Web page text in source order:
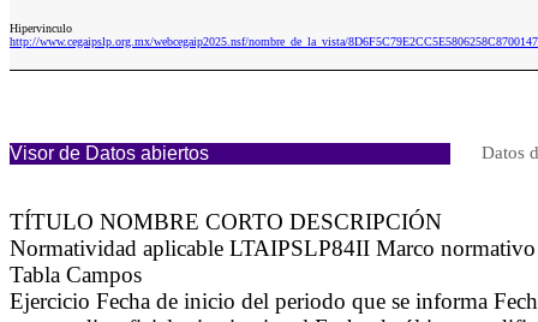
Hipervinculo
http://www.cegaipslp.org.mx/webcegaip2025.nsf/nombre_de_la_vista/
Visor de Datos abiertos Datos
TÍTULO NOMBRE CORTO DESCRIPCIÓN
Normatividad aplicable LTAIPSLP84II Marco
Tabla Campos
Ejercicio Fecha de inicio del periodo que se informa